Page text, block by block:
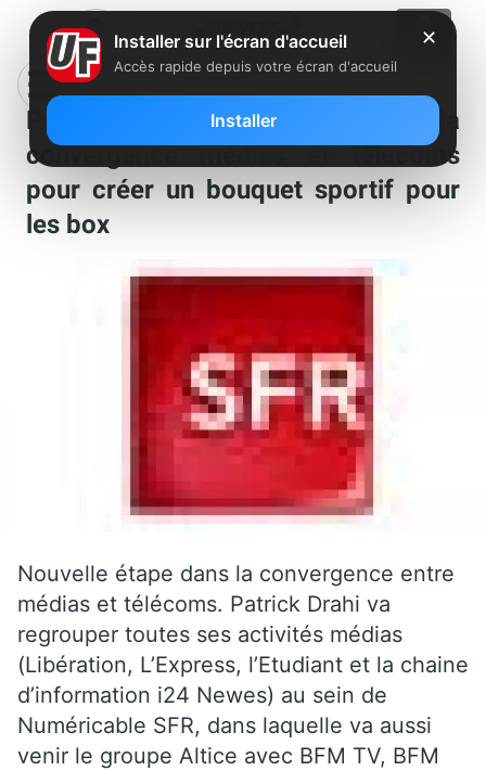
Patrick Drahi accélère la
convergence médias et télécoms
pour créer un bouquet sportif pour
les box
Nouvelle étape dans la convergence entre
médias et télécoms. Patrick Drahi va
regrouper toutes ses activités médias
(Libération, L’Express, l’Etudiant et la chaine
d’information i24 Newes) au sein de
Numéricable SFR, dans laquelle va aussi
venir le groupe Altice avec BFM TV, BFM
✕
Installer sur l'écran d'accueil
Accès rapide depuis votre écran d'accueil
Installer